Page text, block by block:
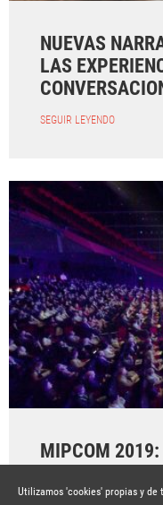
NUEVAS
LAS
SEGUIR LEYENDO
MIPCOM 2019:
Utilizamos 'cookies' propias y de